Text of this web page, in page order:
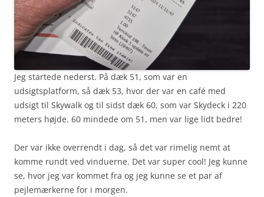
Jeg startede nederst. På dæk 51, som var en
udsigtsplatform, så dæk 53, hvor der var en café med
udsigt til Skywalk og til sidst dæk 60, som var Skydeck i 220
meters højde. 60 mindede om 51, men var lige lidt bedre!
Der var ikke overrendt i dag, så det var rimelig nemt at
komme rundt ved vinduerne. Det var super cool! Jeg kunne
se, hvor jeg var kommet fra og jeg kunne se et par af
pejlemærkerne for i morgen.